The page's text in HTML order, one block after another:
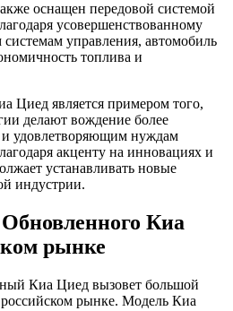
оснащен передовой системой
усовершенствованному
управления, автомобиль
топлива и
Циед является примером того,
делают вождение более
удовлетворяющим нуждам
акценту на инновациях и
устанавливать новые
индустрии.
Киа
рынке
Киа Циед вызовет большой
рынке. Модель Киа